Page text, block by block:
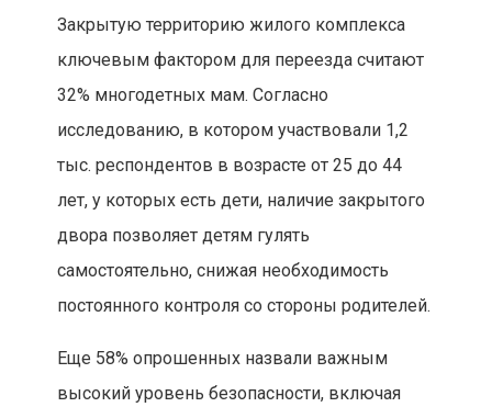
Закрытую территорию жилого комплекса
ключевым фактором для переезда считают
32% многодетных мам. Согласно
исследованию, в котором участвовали 1,2
тыс. респондентов в возрасте от 25 до 44
лет, у которых есть дети, наличие закрытого
двора позволяет детям гулять
самостоятельно, снижая необходимость
постоянного контроля со стороны родителей.
Еще 58% опрошенных назвали важным
высокий уровень безопасности, включая